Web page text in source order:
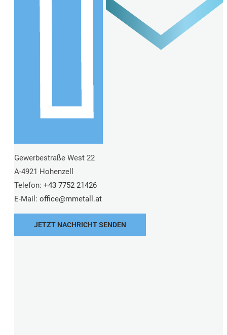
Gewerbestraße West 22
A-4921 Hohenzell
Telefon: +43 7752 21426
E-Mail: office@mmetall.at
JETZT NACHRICHT SENDEN